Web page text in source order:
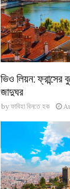
ভিও লিয়ন:
জাদুঘর
by ফাবিহা বিনতে হক